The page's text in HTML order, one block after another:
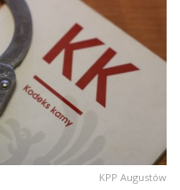
KPP Augustów